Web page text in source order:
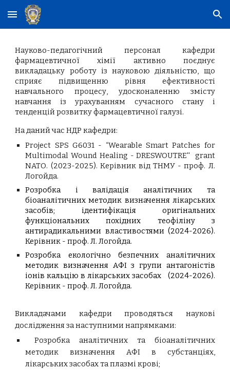
Skip to main content Skip to navigation
Науково-педагогічний персонал кафедри
фармацевтичної хімії активно поєднує
викладацьку роботу із науковою діяльністю, що
сприяє підвищенню рівня ефективності
навчального процесу, удосконаленню змісту
навчання із урахуванням сучасного стану і
тенденцій розвитку фармацевтичної галузі.
На даний час НДР кафедри:
Project SPS G6031 - “Wearable Smart Patches for
Multimodal Wound Healing - DRESWOUTRE'' grant
NATO. (2023-2025). Керівник від ТНМУ - проф. Л.
Логойда.
Розробка і валідація аналітичних та
біоаналітичних методик визначення лікарських
засобів; ідентифікація оригінальних
функціональних похідних теофіліну з
антирадикальними властивостями (2024-2026).
Керівник - проф. Л. Логойда.
Розробка екологічно безпечних аналітичних
методик визначення АФІ з групи антагоністів
іонів кальцію в лікарських засобах
(2024-2026).
Керівник - проф. Л. Логойда.
Викладачами кафедри проводяться наукові
дослідження за наступними напрямками:
Розробка аналітичних та біоаналітичних
методик визначення АФІ в субстанціях,
лікарських засобах та плазмі крові;